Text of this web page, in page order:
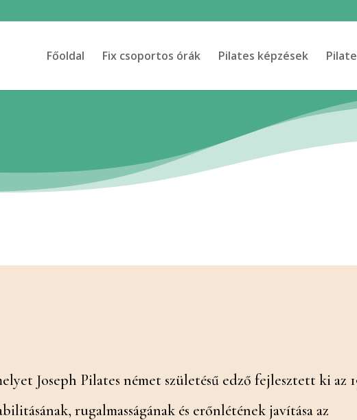
Főoldal Fix csoportos órák Pilates képzések
Joseph Pilates német születésű edző fejlesztett ki az
rugalmasságának és erőnlétének javítása az